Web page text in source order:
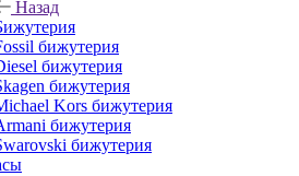
Назад
бижутерия
бижутерия
бижутерия
Kors бижутерия
бижутерия
бижутерия